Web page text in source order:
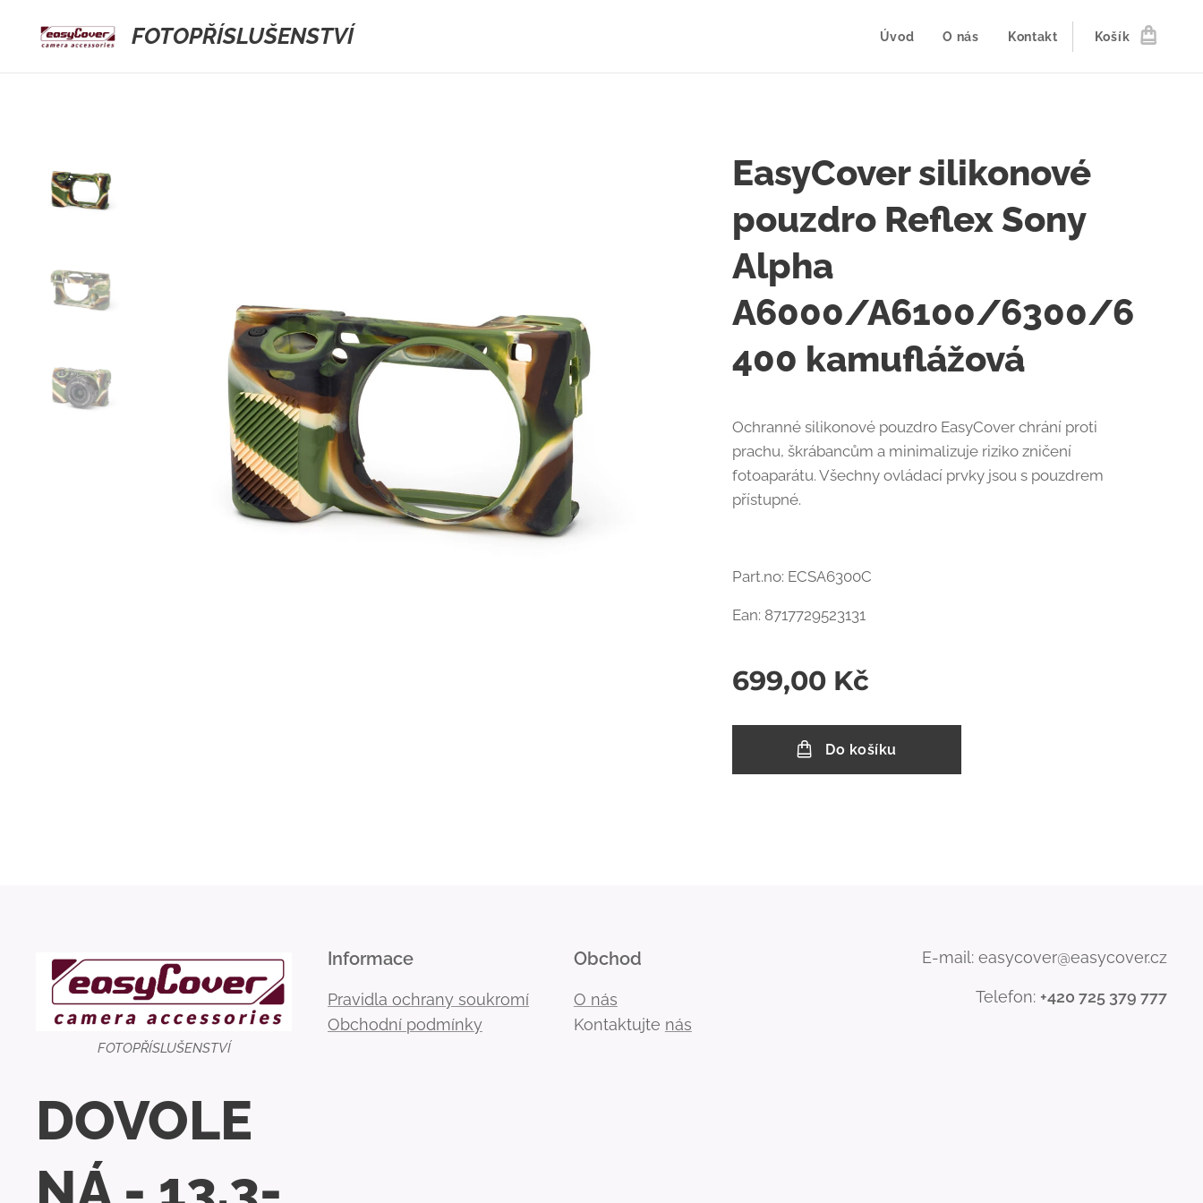
FOTOPŘÍSLUŠENSTVÍ Úvod O nás Kontakt Košík
EasyCover silikonové
pouzdro Reflex Sony
Alpha
A6000/A6100/6300/6
400 kamuflážová
Ochranné silikonové pouzdro EasyCover chrání proti
prachu, škrábancům a minimalizuje riziko zničení
fotoaparátu. Všechny ovládací prvky jsou s pouzdrem
přístupné.
Part.no: ECSA6300C
Ean: 8717729523131
699,00 Kč
Do košíku
FOTOPŘÍSLUŠENSTVÍ
DOVOLE
NÁ - 13.3-
Informace
Pravidla ochrany soukromí
Obchodní podmínky
Obchod
O nás
Kontaktujte nás
E-mail: easycover@easycover.cz
Telefon: +420 725 379 777